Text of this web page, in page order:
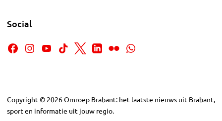
Social
Copyright © 2026Omroep Brabant: het laatste nieuws uit Brabant,
sport en informatie uit jouw regio.